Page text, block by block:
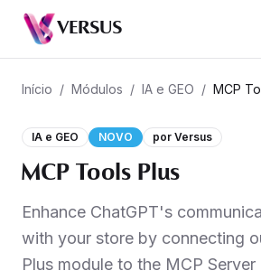
VERSUS
MCP Tools Plus
Início / Módulos / IA e GEO / MCP
IA e GEO NOVO por Versus
MCP Tools Plus
Enhance ChatGPT's
with your store by connecting
Plus module to the MCP